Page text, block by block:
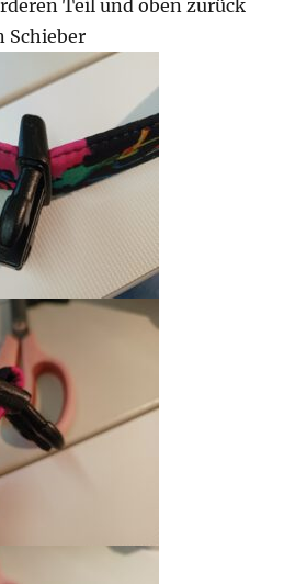
Teil und oben zurück
Schieber